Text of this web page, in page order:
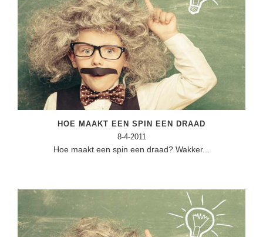
HOE MAAKT EEN SPIN EEN DRAAD
8-4-2011
Hoe maakt een spin een draad? Wakker...